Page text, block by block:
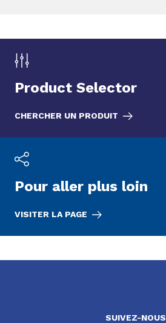
Product Selector
CHERCHER UN PRODUIT
Pour aller plus loin
VISITER LA PAGE
SUIVEZ-NOUS